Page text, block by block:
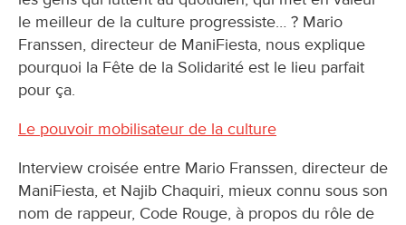
le meilleur de la culture progressiste… ? Mario
Franssen, directeur de ManiFiesta, nous explique
pourquoi la Fête de la Solidarité est le lieu parfait
pour ça.
Le pouvoir mobilisateur de la culture
Interview croisée entre Mario Franssen, directeur de
ManiFiesta, et Najib Chaquiri, mieux connu sous son
nom de rappeur, Code Rouge, à propos du rôle de